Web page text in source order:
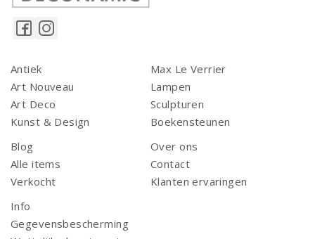
Antiek
Art Nouveau
Art Deco
Kunst & Design
Max Le Verrier
Lampen
Sculpturen
Boekensteunen
Blog
Alle items
Verkocht
Over ons
Contact
Klanten ervaringen
Info
Gegevensbescherming